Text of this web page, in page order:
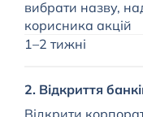
вибрати назву,
корисника акцій
1–2 тижні
2. Відкриття
Відкрити